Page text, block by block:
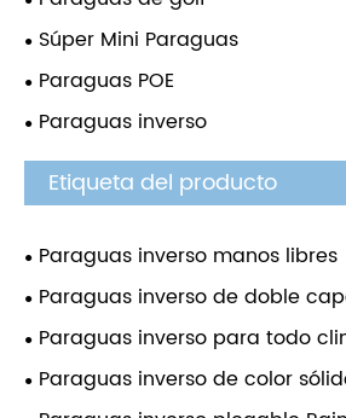
Súper Mini Paraguas
Paraguas POE
Paraguas inverso
Etiqueta del producto
Paraguas inverso manos libres
Paraguas inverso de doble
Paraguas inverso para todo
recto
Paraguas inverso de color